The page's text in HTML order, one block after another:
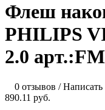
Флеш
PHILIPS
2.0
0 отзывов /Написать
890.11 руб.